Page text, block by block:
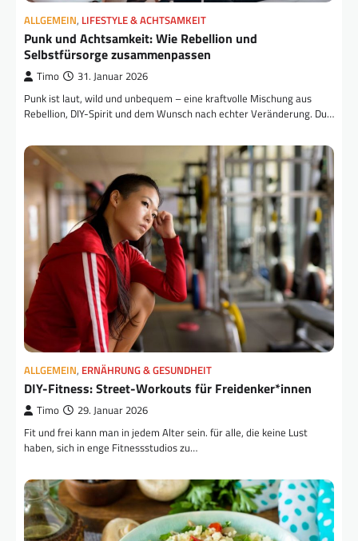
ALLGEMEIN, LIFESTYLE & ACHTSAMKEIT
Punk und Achtsamkeit: Wie Rebellion und
Selbstfürsorge zusammenpassen
Timo 31. Januar 2026
Punk ist laut, wild und unbequem – eine kraftvolle Mischung aus
Rebellion, DIY-Spirit und dem Wunsch nach echter Veränderung. Du…
ALLGEMEIN, ERNÄHRUNG & GESUNDHEIT
DIY-Fitness: Street-Workouts für Freidenker*innen
Timo 29. Januar 2026
Fit und frei kann man in jedem Alter sein. für alle, die keine Lust
haben, sich in enge Fitnessstudios zu…